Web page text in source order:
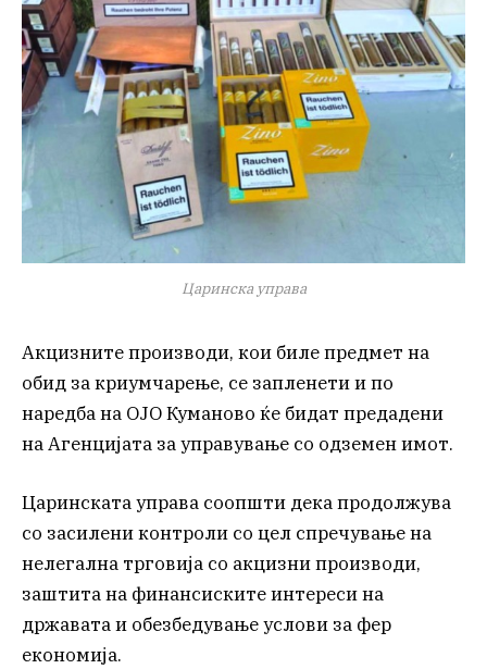
Царинска управа
Акцизните производи, кои биле предмет на
обид за криумчарење, се запленети и по
наредба на ОЈО Куманово ќе бидат предадени
на Агенцијата за управување со одземен имот.
Царинската управа соопшти дека продолжува
со засилени контроли со цел спречување на
нелегална трговија со акцизни производи,
заштита на финансиските интереси на
државата и обезбедување услови за фер
економија.